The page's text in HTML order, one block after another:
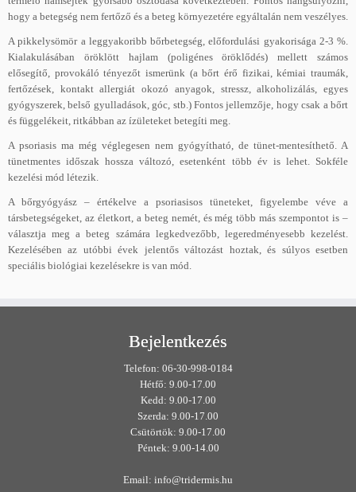
hogy a betegség nem fertőző és a beteg környezetére egyáltalán nem veszélyes.
A pikkelysömör a leggyakoribb bőrbetegség, előfordulási gyakorisága 2-3 %.
Kialakulásában öröklött hajlam (poligénes öröklődés) mellett számos
elősegítő, provokáló tényezőt ismerünk (a bőrt érő fizikai, kémiai traumák,
fertőzések, kontakt allergiát okozó anyagok, stressz, alkoholizálás, egyes
gyógyszerek, belső gyulladások, góc, stb.) Fontos jellemzője, hogy csak a bőrt
és függelékeit, ritkábban az ízületeket betegíti meg.
A psoriasis ma még véglegesen nem gyógyítható, de tünet-mentesíthető. A
tünetmentes időszak hossza változó, esetenként több év is lehet. Sokféle
kezelési mód létezik.
A bőrgyógyász – értékelve a psoriasisos tüneteket, figyelembe véve a
társbetegségeket, az életkort, a beteg nemét, és még több más szempontot is –
választja meg a beteg számára legkedvezőbb, legeredményesebb kezelést.
Kezelésében az utóbbi évek jelentős változást hoztak, és súlyos esetben
speciális biológiai kezelésekre is van mód.
Bejelentkezés
Telefon: 06-30-998-0184
Hétfő: 9.00-17.00
Kedd: 9.00-17.00
Szerda: 9.00-17.00
Csütörtök: 9.00-17.00
Péntek: 9.00-14.00
Email: info@tridermis.hu